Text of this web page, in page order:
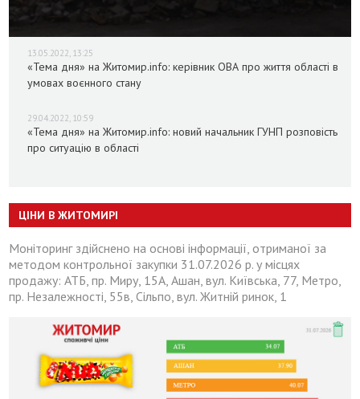
13.05.2022, 13:25
«Тема дня» на Житомир.info: керівник ОВА про життя області в
умовах воєнного стану
29.04.2022, 10:59
«Тема дня» на Житомир.info: новий начальник ГУНП розповість
про ситуацію в області
ЦІНИ В ЖИТОМИРІ
Моніторинг здійснено на основі інформації, отриманої за
методом контрольної закупки 31.07.2026 р. у місцях
продажу: АТБ, пр. Миру, 15А, Ашан, вул. Київська, 77, Метро,
пр. Незалежності, 55в, Сільпо, вул. Житній ринок, 1